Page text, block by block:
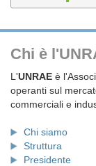
Chi è
L'UNRAE è
operanti sul
commerciali e
Chi siamo
Struttura
Presidente